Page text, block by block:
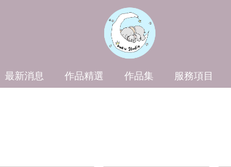
最新消息 作品精選 作品集 服務項目